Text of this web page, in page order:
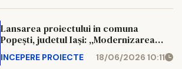
Lansarea proiectului in comuna
Popești, judetul Iași: ,,Modernizarea
infrastructurii școlare prin digitalizare,
instalarea de sisteme alternative
INCEPERE PROIECTE 18/06/2026 10:11